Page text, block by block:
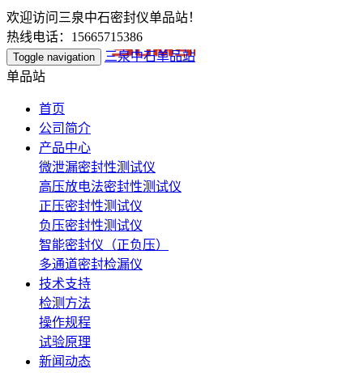
欢迎访问三泉中石密封仪单品站！
热线电话：15665715386
Toggle navigation
三泉中石单品站
单品站
首页
公司简介
产品中心
微泄漏密封性测试仪
高压放电法密封性测试仪
正压密封性测试仪
负压密封性测试仪
智能密封仪（正负压）
多通道密封检漏仪
技术支持
检测方法
操作规程
试验原理
新闻动态